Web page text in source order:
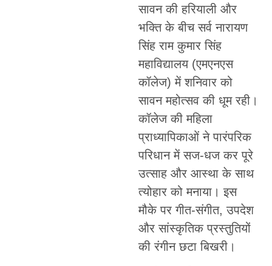
सावन की हरियाली और
भक्ति के बीच सर्व नारायण
सिंह राम कुमार सिंह
महाविद्यालय (एमएनएस
कॉलेज) में शनिवार को
सावन महोत्सव की धूम रही।
कॉलेज की महिला
प्राध्यापिकाओं ने पारंपरिक
परिधान में सज-धज कर पूरे
उत्साह और आस्था के साथ
त्योहार को मनाया। इस
मौके पर गीत-संगीत, उपदेश
और सांस्कृतिक प्रस्तुतियों
की रंगीन छटा बिखरी।